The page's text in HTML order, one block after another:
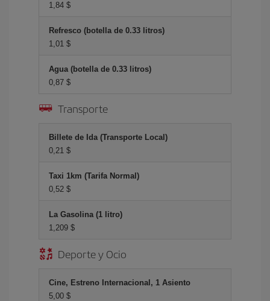
1,84 $
Refresco (botella de 0.33 litros)
1,01 $
Agua (botella de 0.33 litros)
0,87 $
Transporte
Billete de Ida (Transporte Local)
0,21 $
Taxi 1km (Tarifa Normal)
0,52 $
La Gasolina (1 litro)
1,209 $
Deporte y Ocio
Cine, Estreno Internacional, 1 Asiento
5,00 $